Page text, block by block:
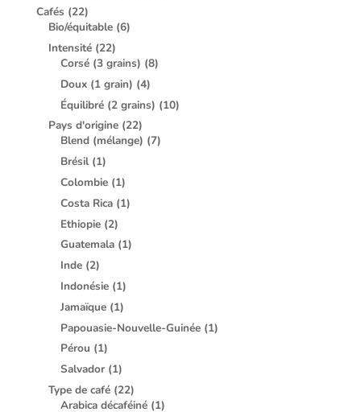
Cafés (22)
Bio/équitable (6)
Intensité (22)
Corsé (3 grains) (8)
Doux (1 grain) (4)
Équilibré (2 grains) (10)
Pays d'origine (22)
Blend (mélange) (7)
Brésil (1)
Colombie (1)
Costa Rica (1)
Ethiopie (2)
Guatemala (1)
Inde (2)
Indonésie (1)
Jamaïque (1)
Papouasie-Nouvelle-Guinée (1)
Pérou (1)
Salvador (1)
Type de café (22)
Arabica décaféiné (1)